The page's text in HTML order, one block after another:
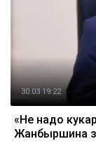
30.03 19:22
«Не надо
Жанбыршина